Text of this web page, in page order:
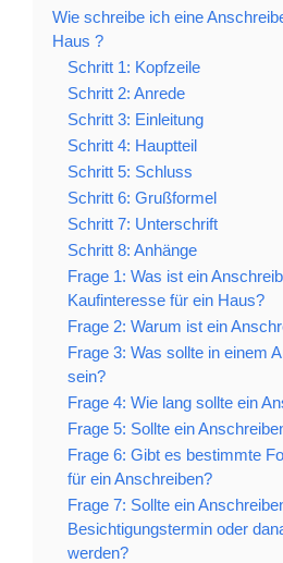
Wie schreibe ich eine
Haus ?
Schritt 1: Kopfzeile
Schritt 2: Anrede
Schritt 3: Einleitung
Schritt 4: Hauptteil
Schritt 5: Schluss
Schritt 6: Grußformel
Schritt 7: Unterschrift
Schritt 8: Anhänge
Frage 1: Was ist ein
Kaufinteresse für ein Haus?
Frage 2: Warum ist ein
Frage 3: Was sollte in einem
sein?
Frage 4: Wie lang sollte ein
Frage 5: Sollte ein
Frage 6: Gibt es bestimmte
für ein Anschreiben?
Frage 7: Sollte ein
Besichtigungstermin oder
werden?